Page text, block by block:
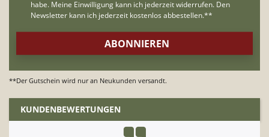
**Der Gutschein wird nur an Neukunden versandt.
KUNDENBEWERTUNGEN